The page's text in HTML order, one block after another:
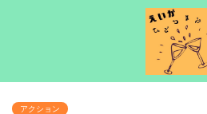
アクション